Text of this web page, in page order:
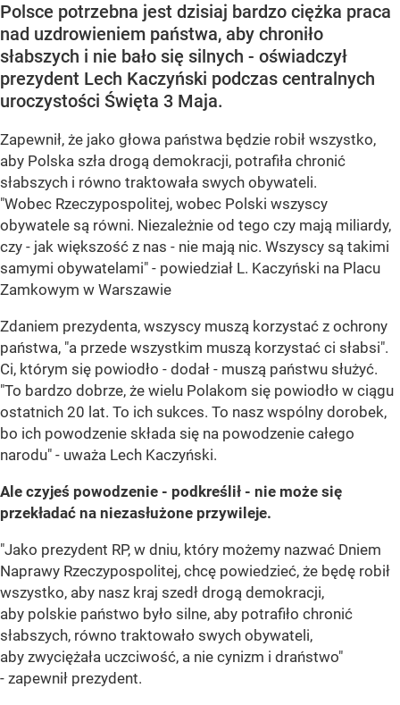
Polsce potrzebna jest dzisiaj bardzo ciężka praca
nad uzdrowieniem państwa, aby chroniło
słabszych i nie bało się silnych - oświadczył
prezydent Lech Kaczyński podczas centralnych
uroczystości Święta 3 Maja.
Zapewnił, że jako głowa państwa będzie robił wszystko,
aby Polska szła drogą demokracji, potrafiła chronić
słabszych i równo traktowała swych obywateli.
"Wobec Rzeczypospolitej, wobec Polski wszyscy
obywatele są równi. Niezależnie od tego czy mają miliardy,
czy - jak większość z nas - nie mają nic. Wszyscy są takimi
samymi obywatelami" - powiedział L. Kaczyński na Placu
Zamkowym w Warszawie
Zdaniem prezydenta, wszyscy muszą korzystać z ochrony
państwa, "a przede wszystkim muszą korzystać ci słabsi".
Ci, którym się powiodło - dodał - muszą państwu służyć.
"To bardzo dobrze, że wielu Polakom się powiodło w ciągu
ostatnich 20 lat. To ich sukces. To nasz wspólny dorobek,
bo ich powodzenie składa się na powodzenie całego
narodu" - uważa Lech Kaczyński.
Ale czyjeś powodzenie - podkreślił - nie może się
przekładać na niezasłużone przywileje.
"Jako prezydent RP, w dniu, który możemy nazwać Dniem
Naprawy Rzeczypospolitej, chcę powiedzieć, że będę robił
wszystko, aby nasz kraj szedł drogą demokracji,
aby polskie państwo było silne, aby potrafiło chronić
słabszych, równo traktowało swych obywateli,
aby zwyciężała uczciwość, a nie cynizm i draństwo"
- zapewnił prezydent.